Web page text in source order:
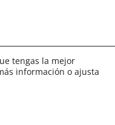
tengas la mejor
información o ajusta